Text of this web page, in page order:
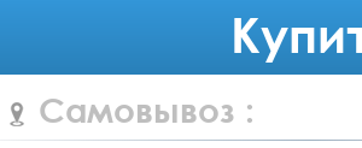
Самовывоз :